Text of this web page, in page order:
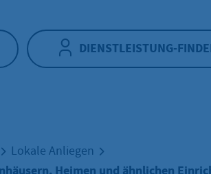
DIENSTLEISTUNG-
Lokale Anliegen